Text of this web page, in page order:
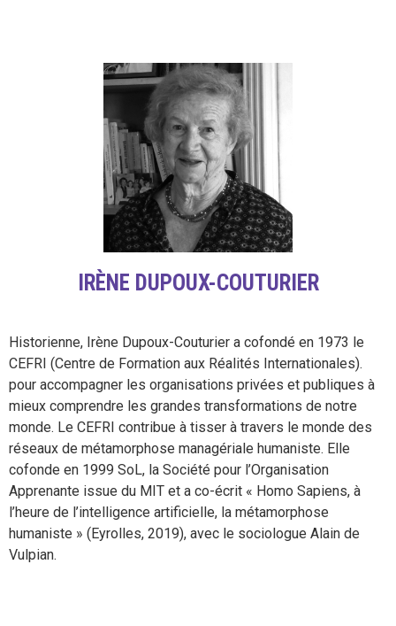
IRÈNE DUPOUX-COUTURIER
Historienne, Irène Dupoux-Couturier a cofondé en 1973 le
CEFRI (Centre de Formation aux Réalités Internationales).
pour accompagner les organisations privées et publiques à
mieux comprendre les grandes transformations de notre
monde. Le CEFRI contribue à tisser à travers le monde des
réseaux de métamorphose managériale humaniste. Elle
cofonde en 1999 SoL, la Société pour l’Organisation
Apprenante issue du MIT et a co-écrit « Homo Sapiens, à
l’heure de l’intelligence artificielle, la métamorphose
humaniste » (Eyrolles, 2019), avec le sociologue Alain de
Vulpian.